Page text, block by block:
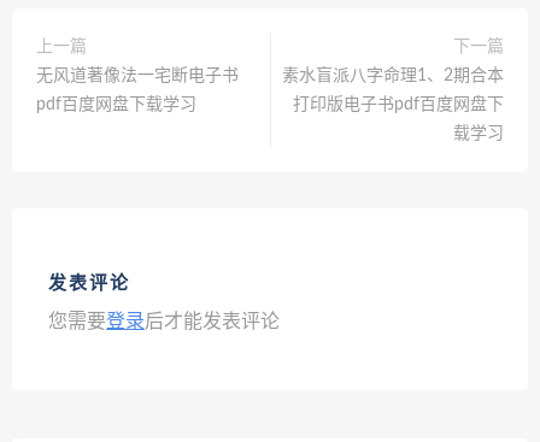
上一篇
无风道著像法一宅断电子书
pdf百度网盘下载学习
下一篇
素水盲派八字命理1、2期合本
打印版电子书pdf百度网盘下
载学习
发表评论
您需要登录后才能发表评论